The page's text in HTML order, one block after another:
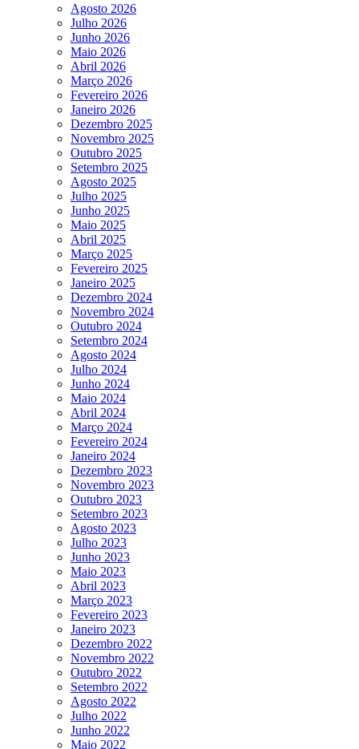
Agosto 2026
Julho 2026
Junho 2026
Maio 2026
Abril 2026
Março 2026
Fevereiro 2026
Janeiro 2026
Dezembro 2025
Novembro 2025
Outubro 2025
Setembro 2025
Agosto 2025
Julho 2025
Junho 2025
Maio 2025
Abril 2025
Março 2025
Fevereiro 2025
Janeiro 2025
Dezembro 2024
Novembro 2024
Outubro 2024
Setembro 2024
Agosto 2024
Julho 2024
Junho 2024
Maio 2024
Abril 2024
Março 2024
Fevereiro 2024
Janeiro 2024
Dezembro 2023
Novembro 2023
Outubro 2023
Setembro 2023
Agosto 2023
Julho 2023
Junho 2023
Maio 2023
Abril 2023
Março 2023
Fevereiro 2023
Janeiro 2023
Dezembro 2022
Novembro 2022
Outubro 2022
Setembro 2022
Agosto 2022
Julho 2022
Junho 2022
Maio 2022